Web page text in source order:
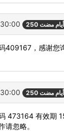
250 أيام مضت
409167，感谢您
250 أيام مضت
473164 有效期
请忽略。